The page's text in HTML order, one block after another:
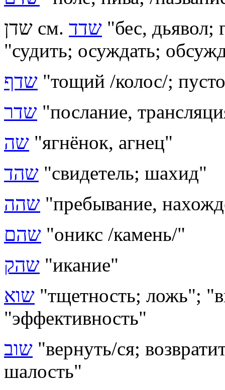
שדן см. שדד "бес, дьявол;
"судить; осуждать;
שדף "тощий /колос/;
שדר "послание,
שה "ягнёнок, агнец"
שהד "свидетель; шахид"
שהה "пребывание,
שהם "оникс /камень/"
שהק "икание"
שוא "тщетность; ложь";
"эффективность"
שוב "вернуть/ся;
шалость"